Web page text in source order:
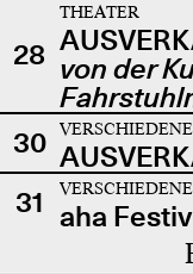
28
THEATER
von der
30
31 aha